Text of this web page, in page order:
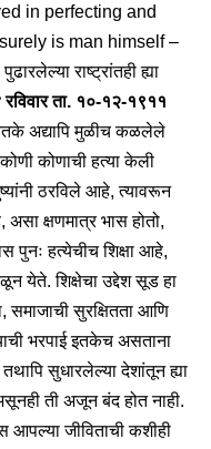
in perfecting and
is man himself –
राष्ट्रांतही ह्या
ता. १०-१२-१९११
अद्यापि मुळीच कळलेले
कोणाची हत्या केली
ठरविले आहे, त्यावरून
क्षणमात्र भास होतो,
पुनः हत्येचीच शिक्षा आहे,
येते. शिक्षेचा उद्देश सूड हा
समाजाची सुरक्षितता आणि
भरपाई इतकेच असताना
तथापि सुधारलेल्या देशांतून ह्या
ती अजून बंद होत नाही.
आपल्या जीविताची कशीही